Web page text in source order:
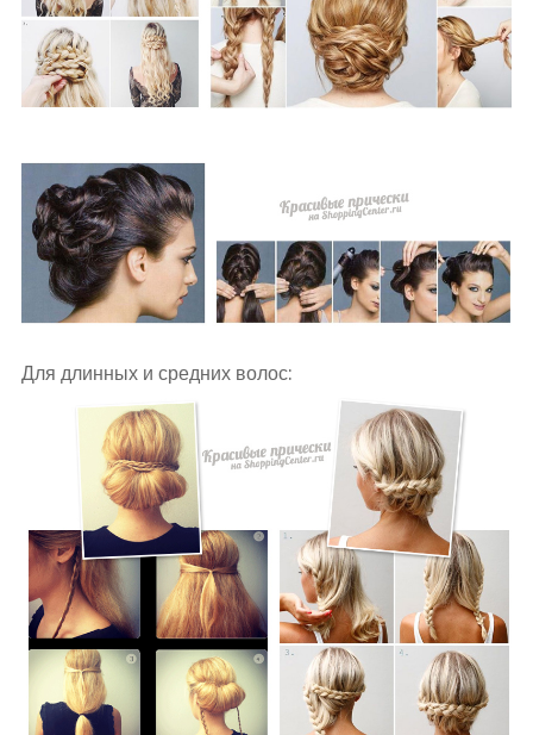
Для длинных и средних волос: